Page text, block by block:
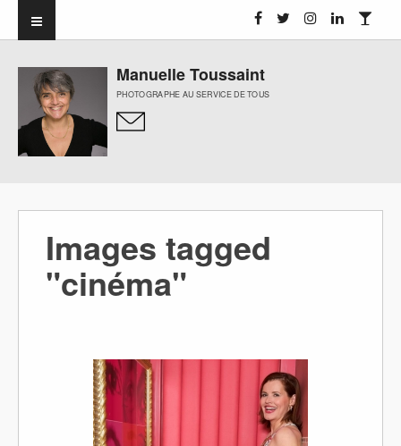
Manuelle Toussaint
PHOTOGRAPHE AU SERVICE DE TOUS
Images tagged
"cinéma"